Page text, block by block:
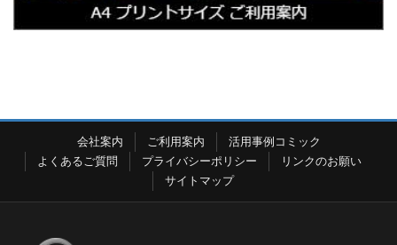
会社案内 ご利用案内
活用事例コミック
よくあるご質問
プライバシーポリシー
リンクのお願い
サイトマップ